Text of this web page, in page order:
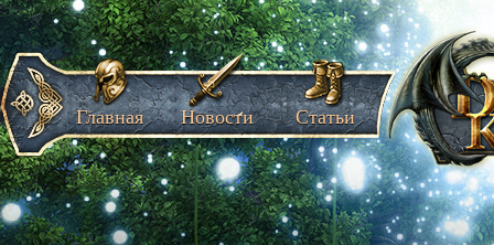
Главная Новости Статьи